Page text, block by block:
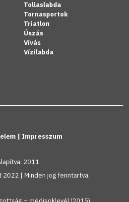
Tollaslabda
Tornasportok
Triatlon
Úszás
Vívás
Vízilabda
| Impresszum
2011
| Minden jog fenntartva.